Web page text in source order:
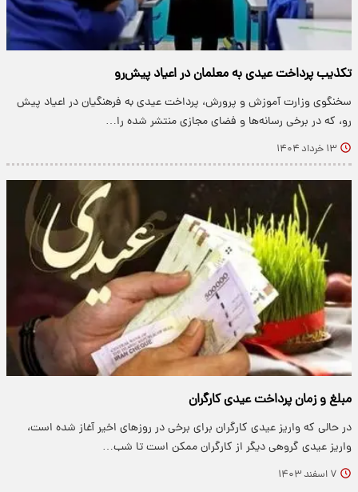
تکذیب پرداخت عیدی به معلمان در اعیاد پیش‌رو
سخنگوی وزارت آموزش و پرورش، پرداخت عیدی به فرهنگیان در اعیاد پیش
رو، که در برخی رسانه‌ها و فضای مجازی منتشر شده را…
۱۳ خرداد ۱۴۰۴
مبلغ و زمان پرداخت عیدی کارگران
در حالی که واریز عیدی کارگران برای برخی در روزهای اخیر آغاز شده است،
واریز عیدی گروهی دیگر از کارگران ممکن است تا شب…
۷ اسفند ۱۴۰۳